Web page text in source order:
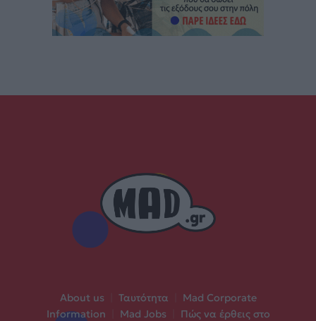
About us Ταυτότητα
Mad Corporate
Information
Mad Jobs
Πώς να έρθεις στο